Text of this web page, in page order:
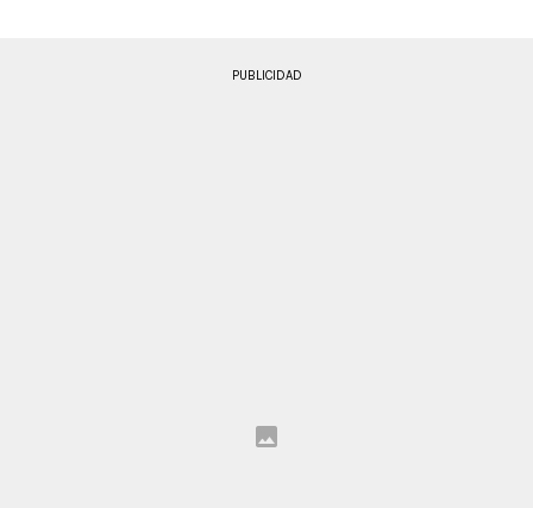
PUBLICIDAD